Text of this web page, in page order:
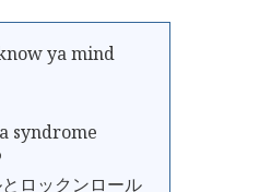
ya mind
syndrome
ロックンロール